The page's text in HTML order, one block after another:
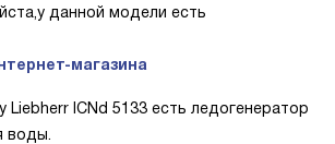
данной модели есть
магазина
Liebherr ICNd 5133 есть ледогенератор
воды.